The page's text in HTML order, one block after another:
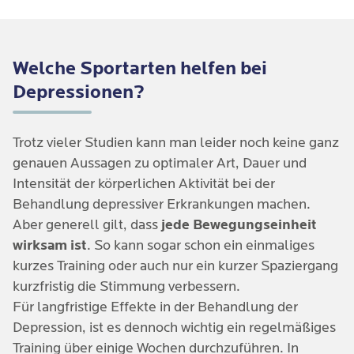
Auch negative Gefühle von Anspannung und
Grübeln werden durch regelmäßige körperliche
Aktivität gedämpft.
geraten depressive Patient:innen oft in einen
Teufelskreis aus Vermeiden von Kontakten,
Einsamkeit und Traurigkeit.
das Erleben vonAkzeptanz, Integration und
Unterstützungdurch andere in
Bewegungsprogrammen, helfen Wege aus der
Depression zu finden.
Welche Sportarten helfen bei
Depressionen?
Trotz vieler Studien kann man leider noch keine ganz
genauen Aussagen zu optimaler Art, Dauer und
Intensität der körperlichen Aktivität bei der
Behandlung depressiver Erkrankungen machen.
Aber generell gilt, dass jede Bewegungseinheit
wirksam ist. So kann sogar schon ein einmaliges
kurzes Training oder auch nur ein kurzer Spaziergang
kurzfristig die Stimmung verbessern.
Für langfristige Effekte in der Behandlung der
Depression, ist es dennoch wichtig ein regelmäßiges
Training über einige Wochen durchzuführen. In